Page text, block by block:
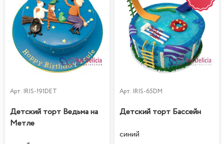
Арт. IRIS-191DET
Детский торт Ведьма на
Метле
Арт. IRIS-65DM
Детский торт Бассейн
синий